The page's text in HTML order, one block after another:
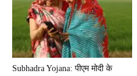
Subhadra Yojana: पीएम मोदी के